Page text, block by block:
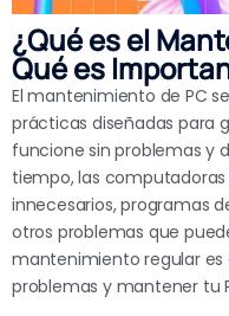
¿Qué es el
Qué es
El mantenimiento de PC
prácticas diseñadas para
funcione sin problemas y
tiempo, las
innecesarios, programas
otros problemas que
mantenimiento regular es
problemas y mantener tu